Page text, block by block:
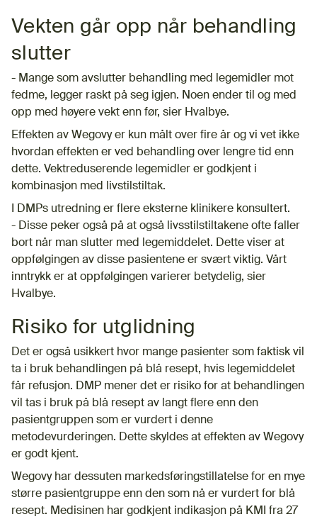
Vekten går opp når behandling
slutter
- Mange som avslutter behandling med legemidler mot
fedme, legger raskt på seg igjen. Noen ender til og med
opp med høyere vekt enn før, sier Hvalbye.
Effekten av Wegovy er kun målt over fire år og vi vet ikke
hvordan effekten er ved behandling over lengre tid enn
dette. Vektreduserende legemidler er godkjent i
kombinasjon med livstilstiltak.
I DMPs utredning er flere eksterne klinikere konsultert.
- Disse peker også på at også livsstilstiltakene ofte faller
bort når man slutter med legemiddelet. Dette viser at
oppfølgingen av disse pasientene er svært viktig. Vårt
inntrykk er at oppfølgingen varierer betydelig, sier
Hvalbye.
Risiko for utglidning
Det er også usikkert hvor mange pasienter som faktisk vil
ta i bruk behandlingen på blå resept, hvis legemiddelet
får refusjon. DMP mener det er risiko for at behandlingen
vil tas i bruk på blå resept av langt flere enn den
pasientgruppen som er vurdert i denne
metodevurderingen. Dette skyldes at effekten av Wegovy
er godt kjent.
Wegovy har dessuten markedsføringstillatelse for en mye
større pasientgruppe enn den som nå er vurdert for blå
resept. Medisinen har godkjent indikasjon på KMI fra 27